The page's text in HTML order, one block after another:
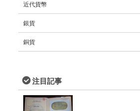
近代貨幣
銀貨
銅貨
注目記事